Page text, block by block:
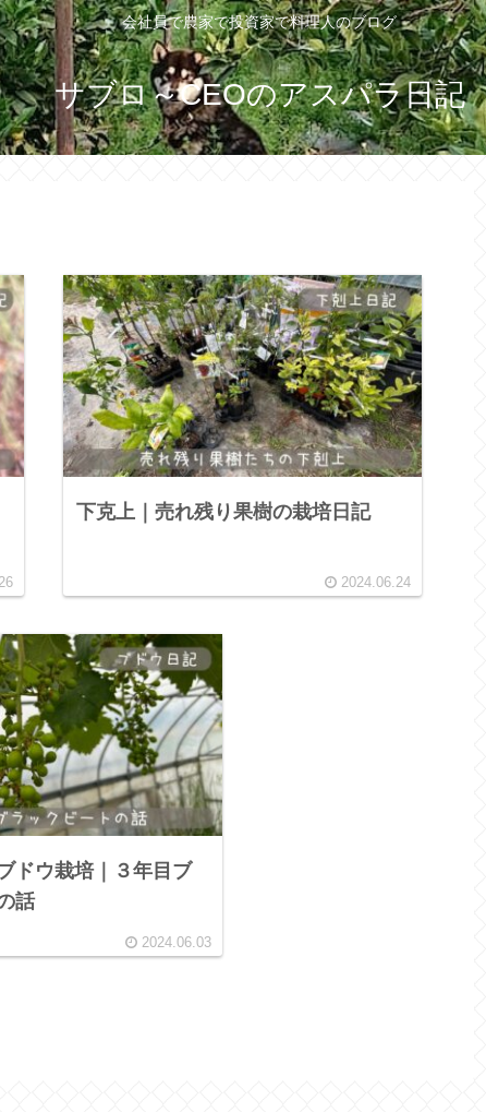
会社員で農家で投資家で料理人のブログ
サブロ～CEOのアスパラ日記
下克上｜売れ残り果樹の栽培日記
2024.06.24
ドウ栽培｜３年目ブ
話
2024.06.03